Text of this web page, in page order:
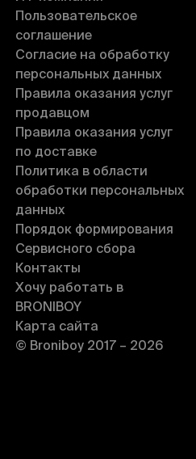
Пользовательское
соглашение
Согласие на обработку
персональных данных
Правила оказания услуг
продавцом
Правила оказания услуг
по доставке
Политика в области
обработки персональных
данных
Порядок формирования
Сервисного сбора
Контакты
Хочу работать в
BRONIBOY
Карта сайта
© Broniboy 2017 – 2026